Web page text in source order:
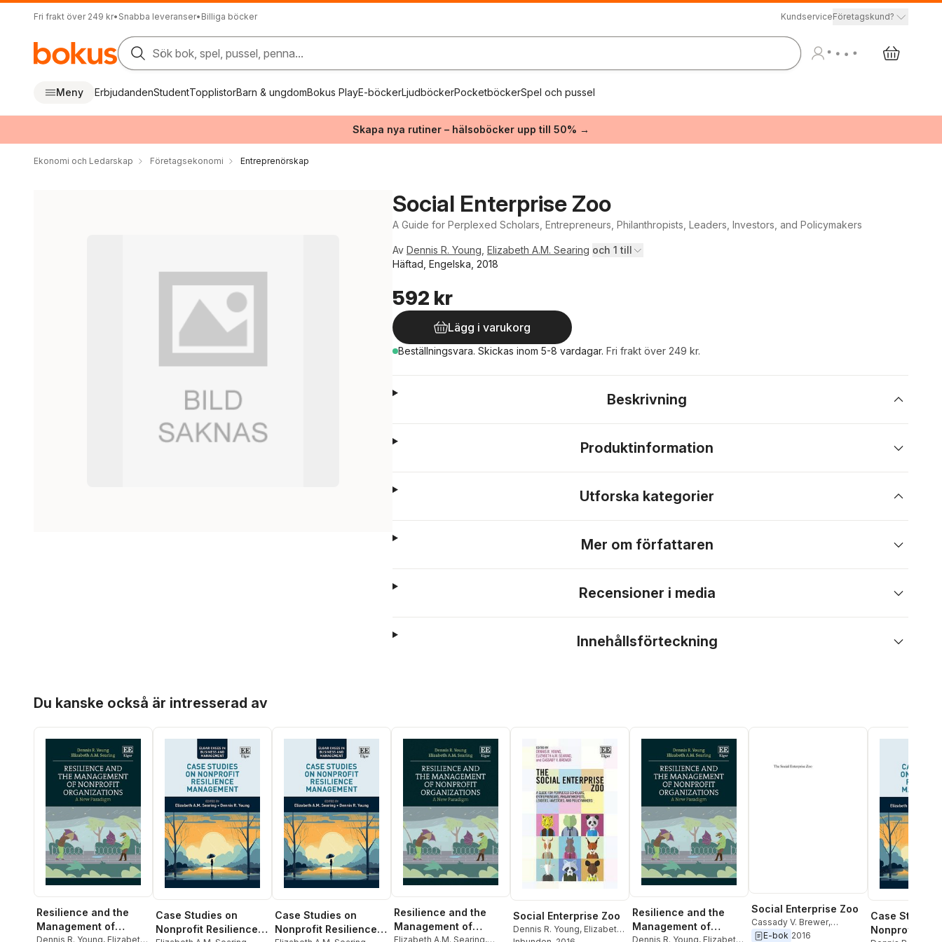
Fri frakt över 249 kr• Snabba leveranser• Billiga böcker KundserviceFöretagskund?
Sök bok, spel, pussel, penna...
Meny ErbjudandenStudentTopplistorBarn & ungdomBokus PlayE-böckerLjudböckerPocketböckerSpel och pussel
Skapa nya rutiner – hälsoböcker upp till 50% →
Ekonomi och Ledarskap Företagsekonomi Entreprenörskap
Social Enterprise Zoo
A Guide for Perplexed Scholars, Entrepreneurs, Philanthropists, Leaders, Investors, and Policymakers
Av Dennis R. Young Elizabeth A.M. Searing och 1 till
Häftad, Engelska, 2018
592 kr
Lägg i varukorg
Beställningsvara. Skickas inom 5-8 vardagar. Fri frakt över 249 kr.
Beskrivning
Produktinformation
Utforska kategorier
Mer om författaren
Recensioner i media
Innehållsförteckning
Du kanske också är intresserad av
Resilience and the
Management of
Dennis R. Young, Elizabeth
Case Studies on
Nonprofit Resilience
Case Studies on
Nonprofit Resilience
Resilience and the
Management of
Elizabeth A.M. Searing,
Social Enterprise Zoo
Dennis R. Young, Elizabeth
Resilience and the
Management of
Dennis R. Young, Elizabeth
Social Enterprise Zoo
Cassady V. Brewer,
Elizabeth A.M. Searing
E-bok 2016
Case Studies
Nonprofit